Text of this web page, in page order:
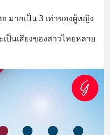
มากเป็น 3 เท่าของผู้หญิง
ป็นเสียงของสาวไทยหลาย